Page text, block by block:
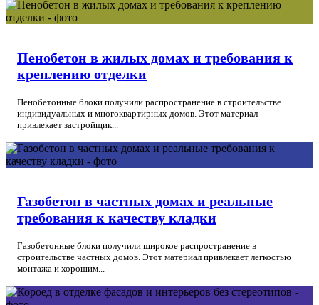
Пенобетон в жилых домах и требования к
креплению отделки
Пенобетонные блоки получили распространение в строительстве
индивидуальных и многоквартирных домов. Этот материал
привлекает застройщик...
Газобетон в частных домах и реальные
требования к качеству кладки
Газобетонные блоки получили широкое распространение в
строительстве частных домов. Этот материал привлекает легкостью
монтажа и хорошим...